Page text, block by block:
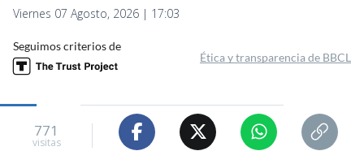
Viernes 07 Agosto, 2026 | 17:03
Seguimos criterios de
Ética y transparencia de BBCL
771
visitas